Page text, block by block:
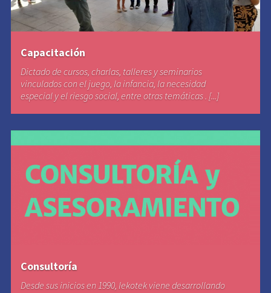
Capacitación
Dictado de cursos, charlas, talleres y seminarios
vinculados con el juego, la infancia, la necesidad
especial y el riesgo social, entre otras temáticas . [...]
Consultoría
Desde sus inicios en 1990, lekotek viene desarrollando